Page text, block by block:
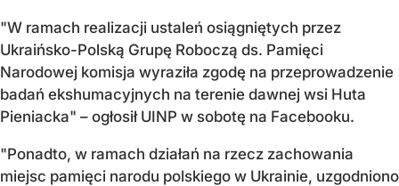
"W ramach realizacji ustaleń osiągniętych przez
Ukraińsko-Polską Grupę Roboczą ds. Pamięci
Narodowej komisja wyraziła zgodę na przeprowadzenie
badań ekshumacyjnych na terenie dawnej wsi Huta
Pieniacka" – ogłosił UINP w sobotę na Facebooku.
"Ponadto, w ramach działań na rzecz zachowania
miejsc pamięci narodu polskiego w Ukrainie, uzgodniono